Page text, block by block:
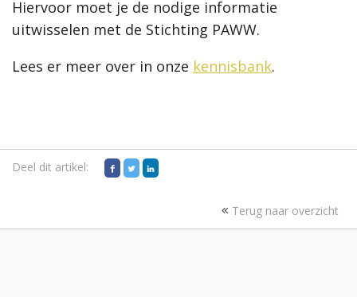
Hiervoor moet je de nodige informatie
uitwisselen met de Stichting PAWW.
Lees er meer over in onze kennisbank.
Deel dit artikel:
Terug naar overzicht